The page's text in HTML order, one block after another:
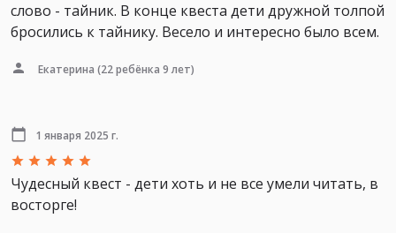
слово - тайник. В конце квеста дети дружной толпой
бросились к тайнику. Весело и интересно было всем.
Екатерина (22 ребёнка 9 лет)
1 января 2025 г.
Чудесный квест - дети хоть и не все умели читать, в
восторге!